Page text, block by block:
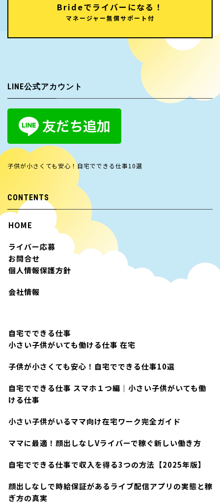
Brideでライバーになる！
マネージャー無償サポート付
LINE公式アカウント
子供が小さくても安心！自宅でできる仕事10選
CONTENTS
HOME
ライバー応募
お問合せ
個人情報保護方針
会社情報
自宅でできる仕事
小さい子供がいても働ける仕事 在宅
子供が小さくても安心！自宅でできる仕事10選
自宅でできる仕事 スマホ１つ編｜小さい子供がいても働
ける仕事
小さい子供がいるママ向け在宅ワーク完全ガイド
ママに最適！顔出しなしVライバーで稼ぐ新しい働き方
自宅でできる仕事で収入を得る3つの方法【2025年版】
顔出しなしで時給保証があるライブ配信アプリの実態と稼
ぎ方の真実